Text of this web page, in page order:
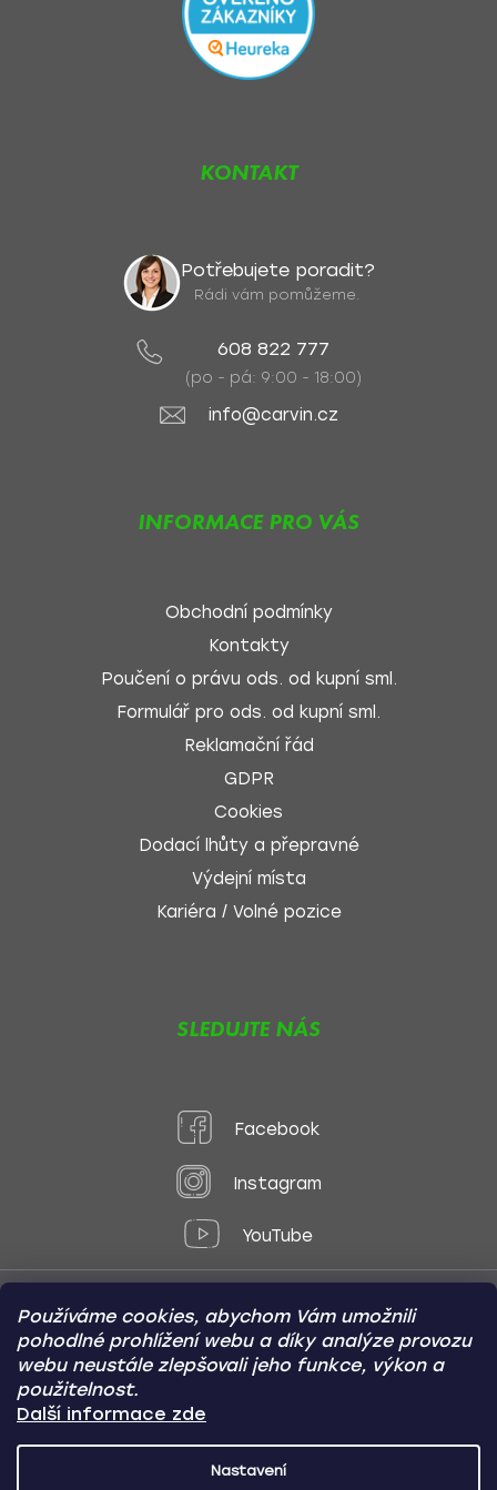
Používáme cookies, abychom Vám umožnili
pohodlné prohlížení webu a díky analýze provozu
webu neustále zlepšovali jeho funkce, výkon a
použitelnost.
Další informace zde
Nastavení
KONTAKT
Potřebujete poradit?
Rádi vám pomůžeme.
608 822 777
(po - pá: 9:00 - 18:00)
info@carvin.cz
INFORMACE PRO VÁS
Obchodní podmínky
Kontakty
Poučení o právu ods. od kupní sml.
Formulář pro ods. od kupní sml.
Reklamační řád
GDPR
Cookies
Dodací lhůty a přepravné
Výdejní místa
Kariéra / Volné pozice
SLEDUJTE NÁS
Facebook
Instagram
YouTube
Způsoby platby:
Online
Převod
Dobírka